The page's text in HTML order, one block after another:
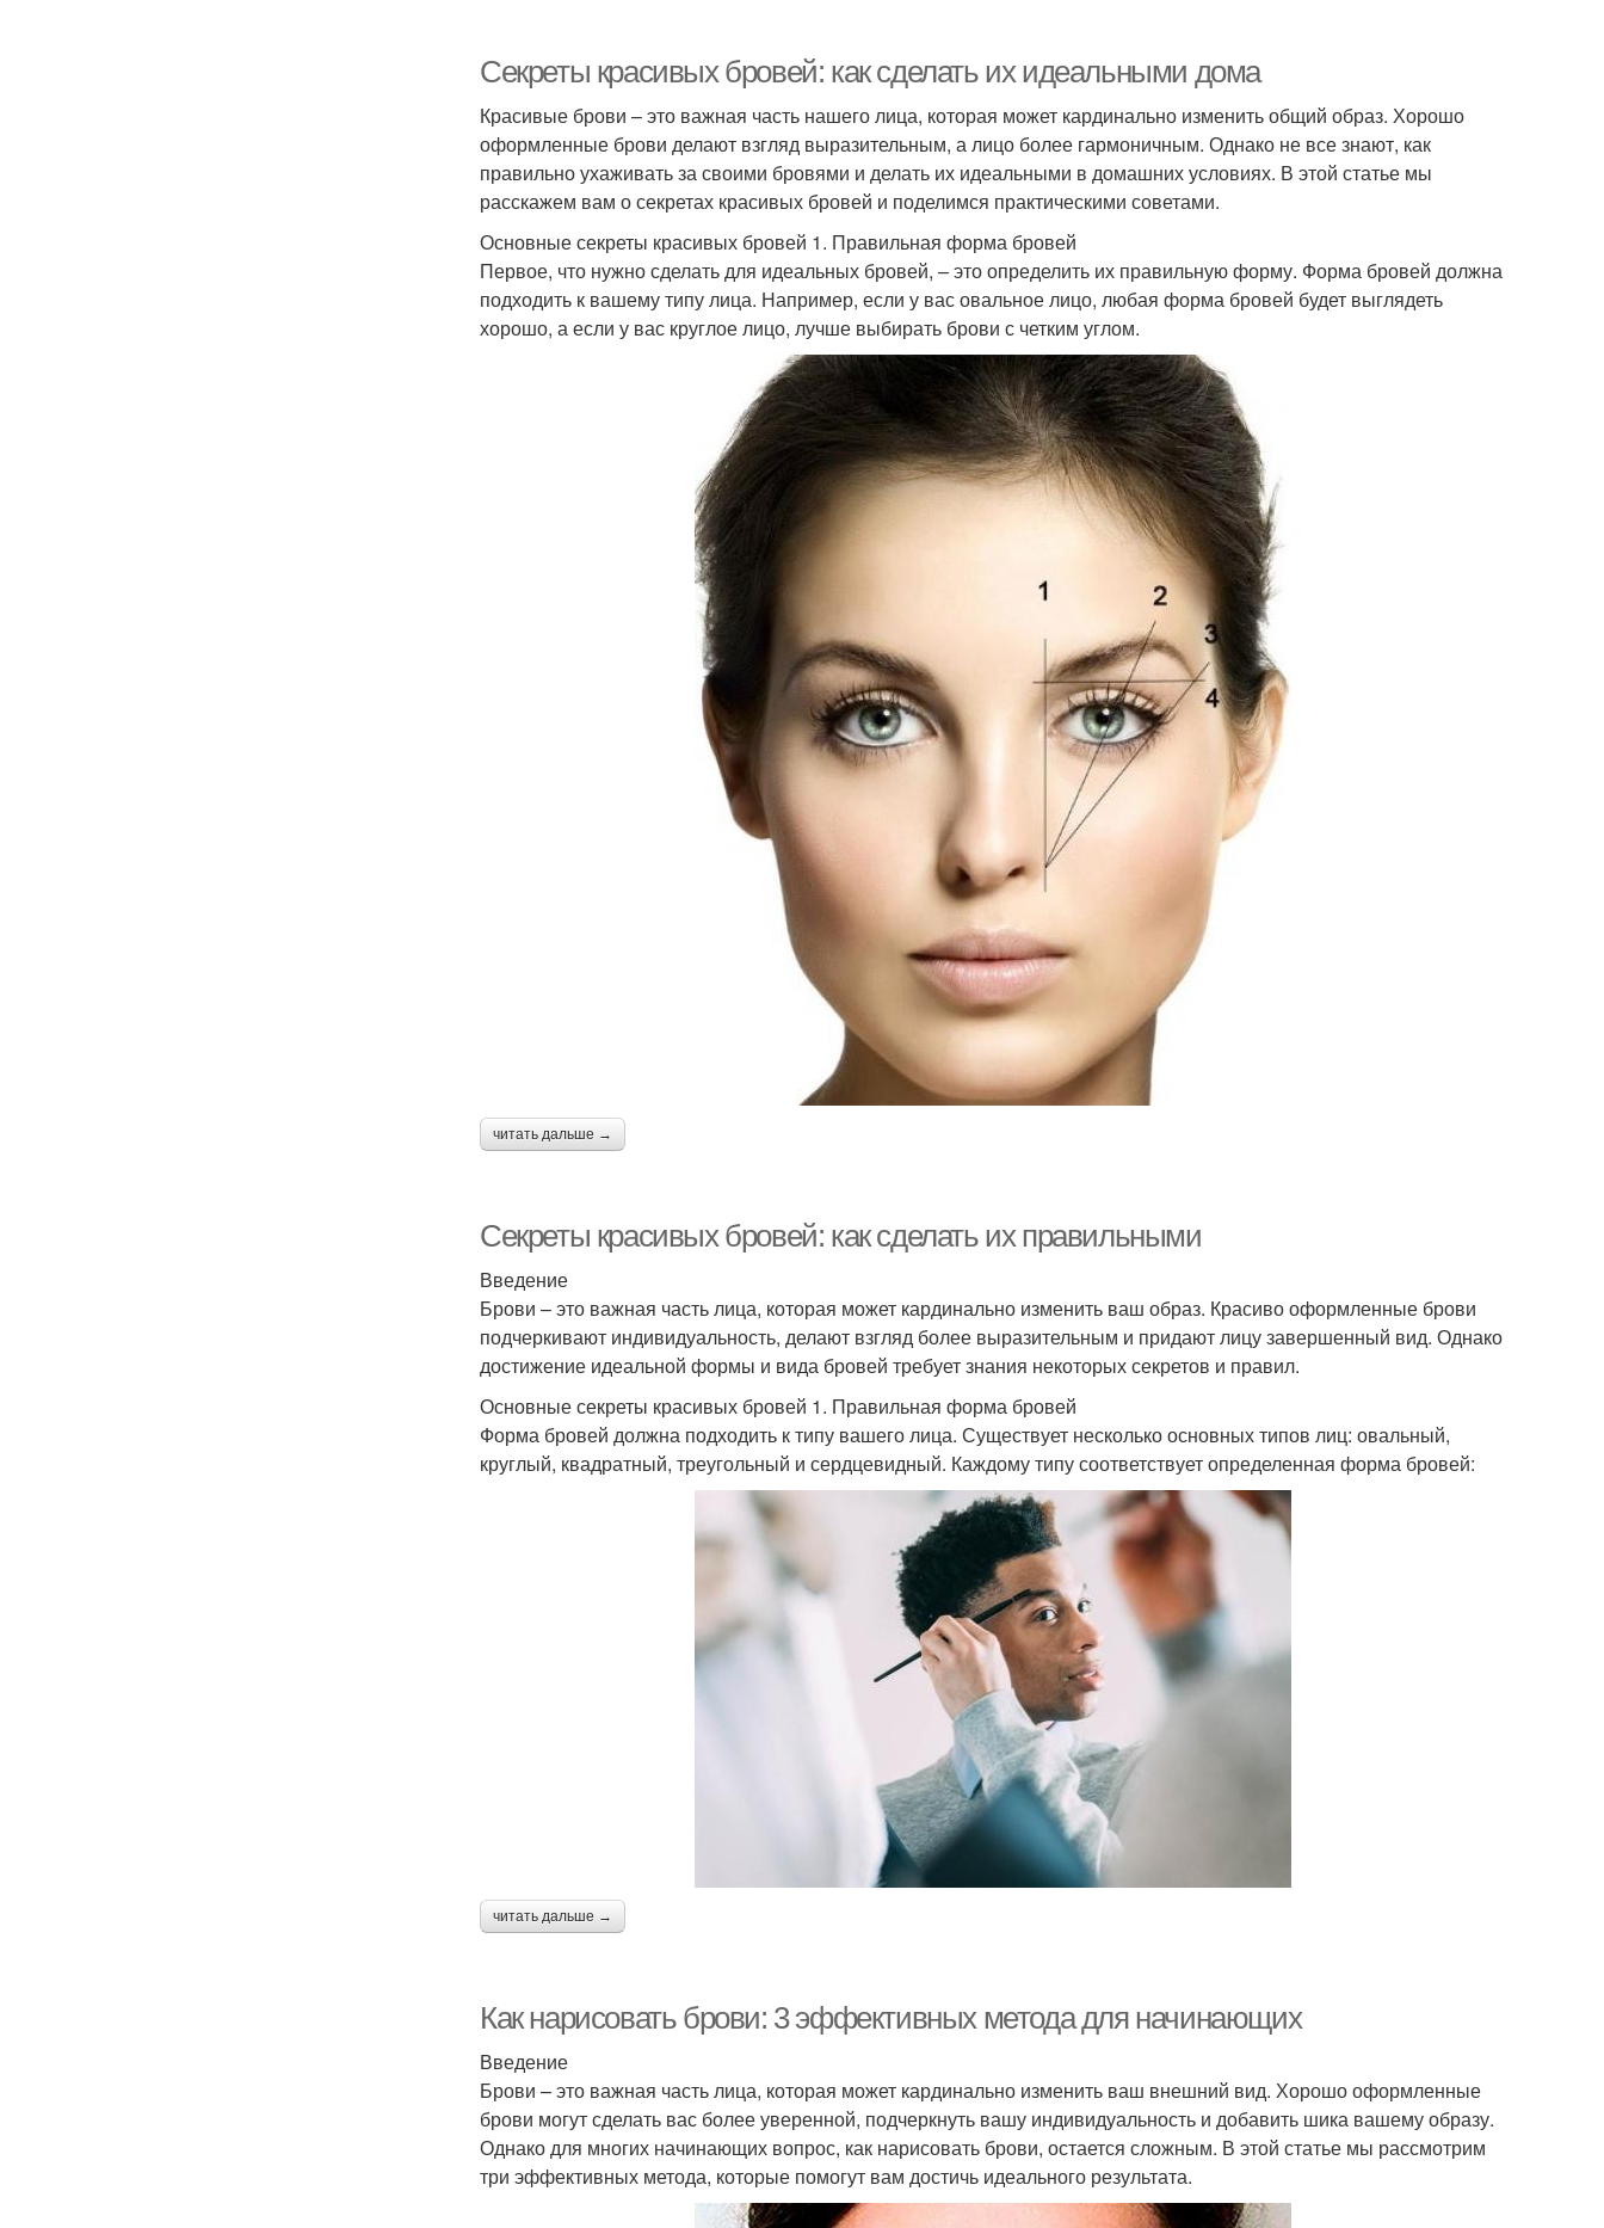
Секреты красивых бровей: как сделать их идеальными дома
Красивые брови – это важная часть нашего лица, которая может кардинально изменить общий образ. Хорошо
оформленные брови делают взгляд выразительным, а лицо более гармоничным. Однако не все знают, как
правильно ухаживать за своими бровями и делать их идеальными в домашних условиях. В этой статье мы
расскажем вам о секретах красивых бровей и поделимся практическими советами.
Основные секреты красивых бровей 1. Правильная форма бровей
Первое, что нужно сделать для идеальных бровей, – это определить их правильную форму. Форма бровей должна
подходить к вашему типу лица. Например, если у вас овальное лицо, любая форма бровей будет выглядеть
хорошо, а если у вас круглое лицо, лучше выбирать брови с четким углом.
читать дальше →
Секреты красивых бровей: как сделать их правильными
Введение
Брови – это важная часть лица, которая может кардинально изменить ваш образ. Красиво оформленные брови
подчеркивают индивидуальность, делают взгляд более выразительным и придают лицу завершенный вид. Однако
достижение идеальной формы и вида бровей требует знания некоторых секретов и правил.
Основные секреты красивых бровей 1. Правильная форма бровей
Форма бровей должна подходить к типу вашего лица. Существует несколько основных типов лиц: овальный,
круглый, квадратный, треугольный и сердцевидный. Каждому типу соответствует определенная форма бровей:
читать дальше →
Как нарисовать брови: 3 эффективных метода для начинающих
Введение
Брови – это важная часть лица, которая может кардинально изменить ваш внешний вид. Хорошо оформленные
брови могут сделать вас более уверенной, подчеркнуть вашу индивидуальность и добавить шика вашему образу.
Однако для многих начинающих вопрос, как нарисовать брови, остается сложным. В этой статье мы рассмотрим
три эффективных метода, которые помогут вам достичь идеального результата.